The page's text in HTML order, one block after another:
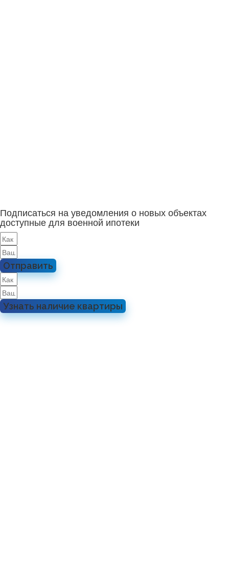
Подписаться на уведомления о новых объектах
доступные для военной ипотеки
Отправить
Узнать наличие квартиры